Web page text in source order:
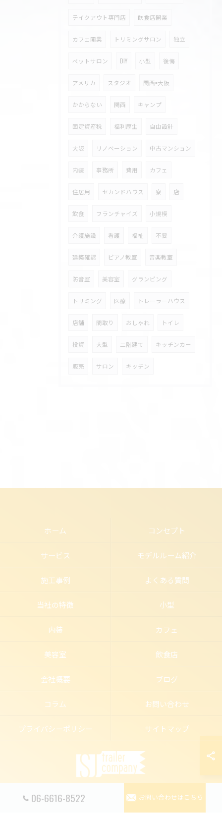
テイクアウト専門店 飲食店開業
カフェ開業 トリミングサロン 独立
ペットサロン DIY 小型 後悔
アメリカ スタジオ 関西=大阪
かからない 関西 キャンプ
固定資産税 福利厚生 自由設計
大阪 リノベーション 中古マンション
内装 事務所 費用 カフェ
住居用 セカンドハウス 寮 店
飲食 フランチャイズ 小規模
介護施設 看護 福祉 不要
建築確認 ピアノ教室 音楽教室
防音室 美容室 グランピング
トリミング 医療 トレーラーハウス
店舗 間取り おしゃれ トイレ
投資 大型 二階建て キッチンカー
販売 サロン キッチン
06-6616-8522 お問い合わせはこちら
ホーム コンセプト
サービス モデルルーム紹介
施工事例 よくある質問
当社の特徴 小型
内装 カフェ
美容室 飲食店
会社概要 ブログ
コラム お問い合わせ
プライバシーポリシー サイトマップ
© 2026 トレーラーハウスの店舗ならSJ trailer company ALL RIGHTS RESERVED.